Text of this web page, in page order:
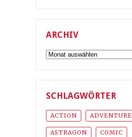
ARCHIV
Archiv
SCHLAGWÖRTER
ACTION ADVENTURE
ASTRAGON COMIC